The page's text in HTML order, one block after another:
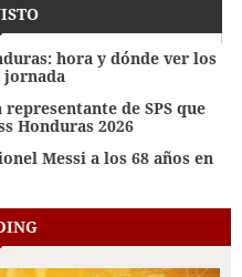
hora y dónde ver los
jornada
de SPS que
Honduras 2026
Messi a los 68 años en